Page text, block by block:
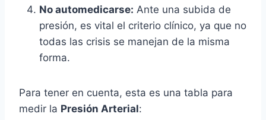
No automedicarse: Ante una subida de
presión, es vital el criterio clínico, ya que no
todas las crisis se manejan de la misma
forma.
Para tener en cuenta, esta es una tabla para
medir la Presión Arterial: